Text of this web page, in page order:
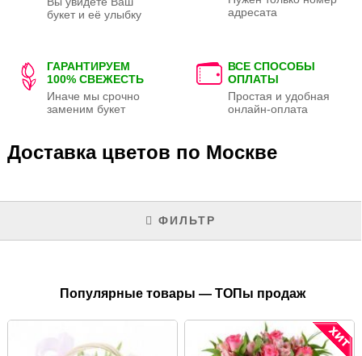
букет и её улыбку
адресата
ГАРАНТИРУЕМ
100% СВЕЖЕСТЬ
Иначе мы срочно
заменим букет
ВСЕ СПОСОБЫ
ОПЛАТЫ
Простая и удобная
онлайн-оплата
Доставка цветов по Москве
ФИЛЬТР
Популярные товары — ТОПы продаж